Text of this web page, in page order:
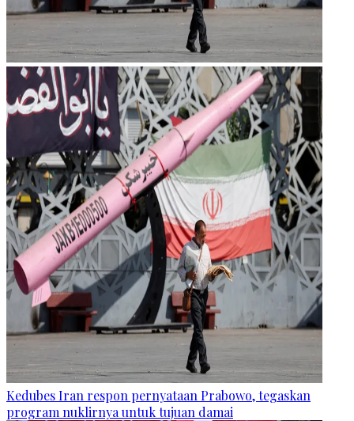
Kedubes Iran respon pernyataan Prabowo, tegaskan
program nuklirnya untuk tujuan damai